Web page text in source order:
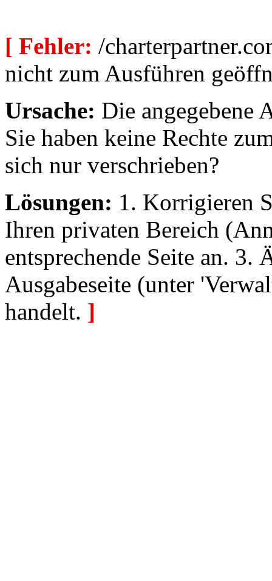
[ Fehler: /
nicht zum Ausführen
Ursache: Die angegebene
Sie haben keine Rechte
sich nur verschrieben?
Lösungen: 1. Korrigieren
Ihren privaten Bereich
entsprechende Seite an. 3.
Ausgabeseite (unter
handelt. ]